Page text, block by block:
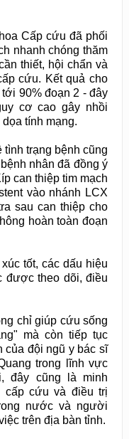
Cấp cứu đã phối
nhanh chóng thăm
thiết, hội chẩn và
cứu. Kết quả cho
90% đoạn 2 - đây
cơ cao gây nhồi
tính mạng.
trạng bệnh cũng
nhân đã đồng ý
can thiệp tim mạch
vào nhánh LCX
sau can thiệp cho
hoàn toàn đoạn
tốt, các dấu hiệu
được theo dõi, điều
chỉ giúp cứu sống
mà còn tiếp tục
của đội ngũ y bác sĩ
trong lĩnh vực
đây cũng là minh
cấp cứu và điều trị
nước và người
trên địa bàn tỉnh.